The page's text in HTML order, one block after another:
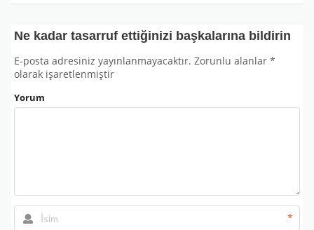
Ne kadar tasarruf ettiğinizi başkalarına bildirin
E-posta adresiniz yayınlanmayacaktır. Zorunlu alanlar *
olarak işaretlenmiştir
Yorum
*